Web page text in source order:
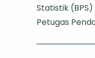
Statistik
Petugas